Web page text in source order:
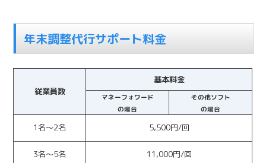
年末調整代行サポート料金
従業員数
基本料金
マネーフォワード
の場合
その他ソフト
の場合
1名～2名 5,500円/回
3名～5名 11,000円/回